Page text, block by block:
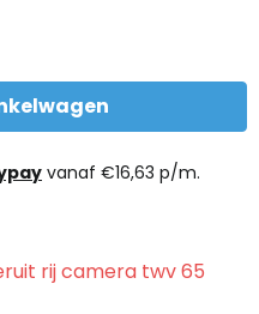
vanaf €16,63 p/m.
rij camera twv 65